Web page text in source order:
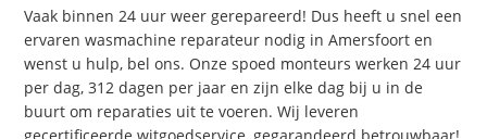
Vaak binnen 24 uur weer gerepareerd! Dus heeft u snel een
ervaren wasmachine reparateur nodig in Amersfoort en
wenst u hulp, bel ons. Onze spoed monteurs werken 24 uur
per dag, 312 dagen per jaar en zijn elke dag bij u in de
buurt om reparaties uit te voeren. Wij leveren